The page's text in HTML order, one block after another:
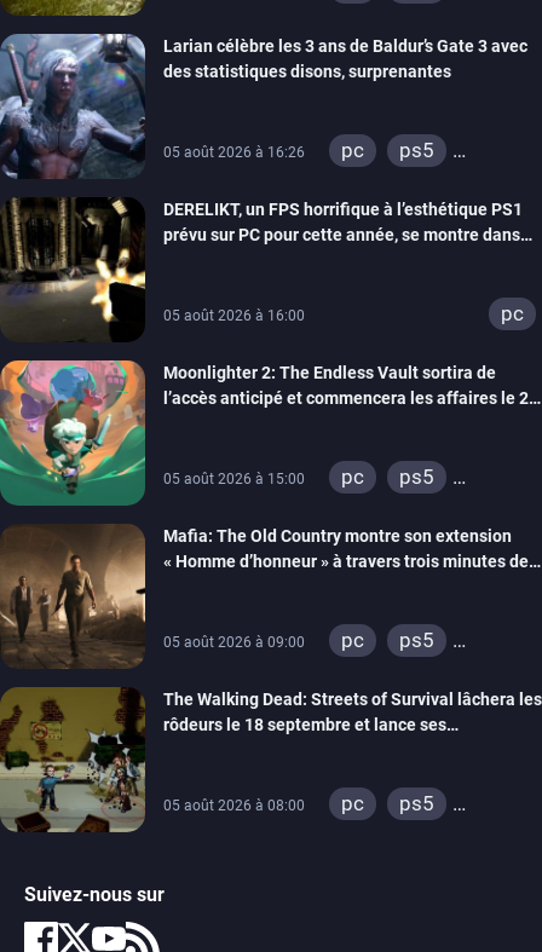
Larian célèbre les 3 ans de Baldur’s Gate 3 avec
des statistiques disons, surprenantes
05 août 2026 à 16:26 pc
ps5
DERELIKT, un FPS horrifique à l’esthétique PS1
prévu sur PC pour cette année, se montre dans
05 août 2026 à 16:00 pc
Moonlighter 2: The Endless Vault sortira de
l’accès anticipé et commencera les affaires le 2
05 août 2026 à 15:00 pc
ps5
Mafia: The Old Country montre son extension
« Homme d’honneur » à travers trois minutes de
05 août 2026 à 09:00 pc
ps5
The Walking Dead: Streets of Survival lâchera les
rôdeurs le 18 septembre et lance ses
05 août 2026 à 08:00 pc
ps5
Suivez-nous sur